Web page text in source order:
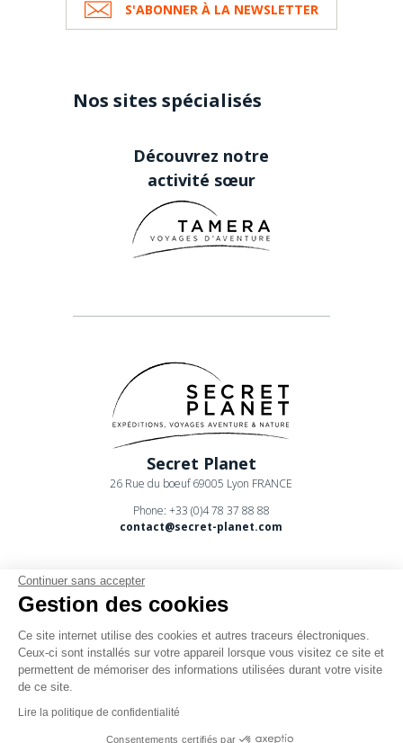
S'ABONNER À LA NEWSLETTER
Nos sites spécialisés
Découvrez notre
activité sœur
Secret Planet
26 Rue du boeuf 69005 Lyon FRANCE
Phone: +33 (0)4 78 37 88 88
contact@secret-planet.com
Youtube
Podcast
Mentions légales
Continuer sans accepter
Gestion des cookies
Ce site internet utilise des cookies et autres traceurs électroniques.
Ceux-ci sont installés sur votre appareil lorsque vous visitez ce site et
permettent de mémoriser des informations utilisées durant votre visite
de ce site.
Lire la politique de confidentialité
Consentements certifiés par